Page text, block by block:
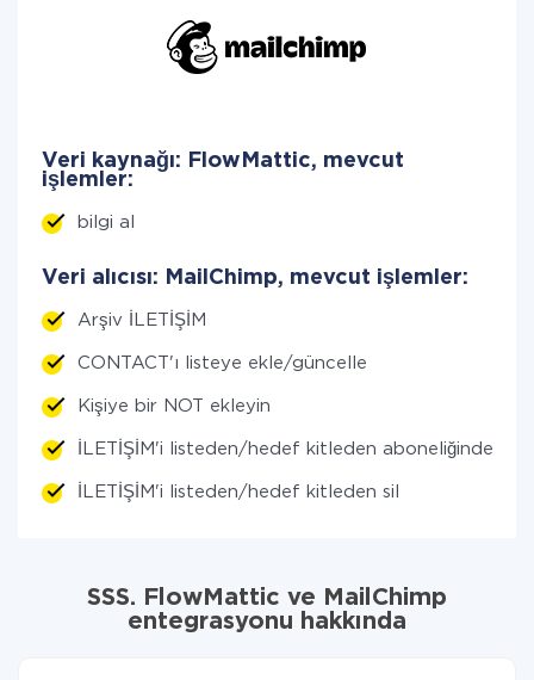
Veri kaynağı: FlowMattic, mevcut
işlemler:
bilgi al
Veri alıcısı: MailChimp, mevcut işlemler:
Arşiv İLETİŞİM
CONTACT'ı listeye ekle/güncelle
Kişiye bir NOT ekleyin
İLETİŞİM'i listeden/hedef kitleden aboneliğinden
İLETİŞİM'i listeden/hedef kitleden sil
SSS. FlowMattic ve MailChimp
entegrasyonu hakkında